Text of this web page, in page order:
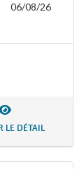
06/08/26
LE DÉTAIL